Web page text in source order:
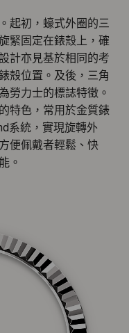
起初，蠔式外圈的三
緊固定在錶殼上，確
計亦見基於相同的考
殼位置。及後，三角
勞力士的標誌特徵。
特色，常用於金質錶
系統，實現旋轉外
便佩戴者輕鬆、快
。